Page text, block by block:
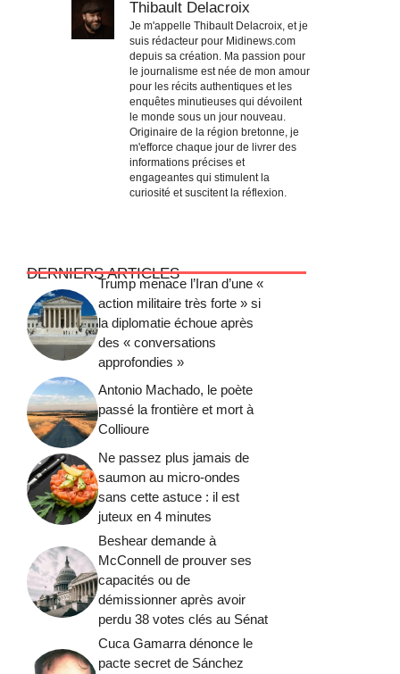
Thibault Delacroix
Je m'appelle Thibault Delacroix, et je
suis rédacteur pour Midinews.com
depuis sa création. Ma passion pour
le journalisme est née de mon amour
pour les récits authentiques et les
enquêtes minutieuses qui dévoilent
le monde sous un jour nouveau.
Originaire de la région bretonne, je
m'efforce chaque jour de livrer des
informations précises et
engageantes qui stimulent la
curiosité et suscitent la réflexion.
DERNIERS ARTICLES
Trump menace l’Iran d’une «
action militaire très forte » si
la diplomatie échoue après
des « conversations
approfondies »
Antonio Machado, le poète
passé la frontière et mort à
Collioure
Ne passez plus jamais de
saumon au micro-ondes
sans cette astuce : il est
juteux en 4 minutes
Beshear demande à
McConnell de prouver ses
capacités ou de
démissionner après avoir
perdu 38 votes clés au Sénat
Cuca Gamarra dénonce le
pacte secret de Sánchez